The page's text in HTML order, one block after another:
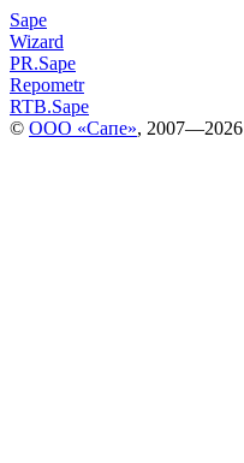
Sape
Wizard
PR.Sape
Repometr
RTB.Sape
© ООО «Сапе», 2007—2026